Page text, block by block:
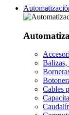
Balizas,
Cables